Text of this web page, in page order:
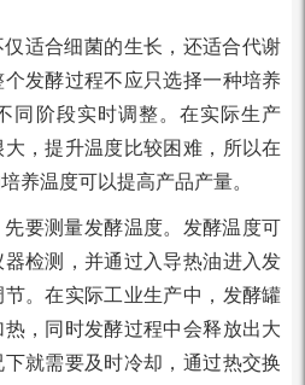
适合细菌的生长，还适合代谢
发酵过程不应只选择一种培养
同阶段实时调整。在实际生产
，提升温度比较困难，所以在
养温度可以提高产品产量。
要测量发酵温度。发酵温度可
检测，并通过入导热油进入发
。在实际工业生产中，发酵罐
，同时发酵过程中会释放出大
就需要及时冷却，通过热交换